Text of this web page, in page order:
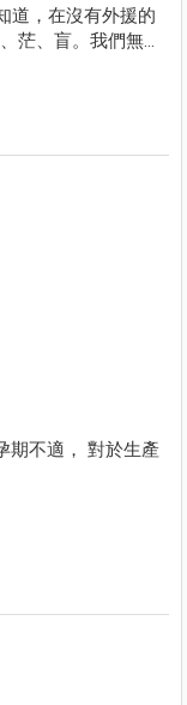
道，在沒有外援的
茫、盲。我們無
己十分鐘眼不見
期不適， 對於生產